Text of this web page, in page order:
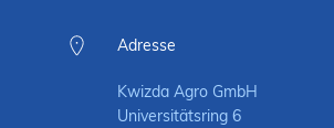
Adresse
Kwizda Agro GmbH
Universitätsring 6